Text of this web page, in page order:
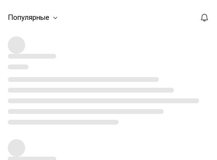
Популярные